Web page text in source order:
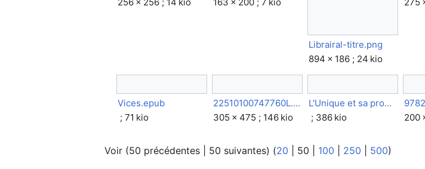
Librairal-titre.png
894 × 186 ; 24 kio
Vices.epub
; 71 kio
22510100747760L.gif
305 × 475 ; 146 kio
L'Unique et sa propriete - Max Stirner.epub
; 386 kio
200
Voir (50 précédentes 50 suivantes) (20 50 100 250 500)